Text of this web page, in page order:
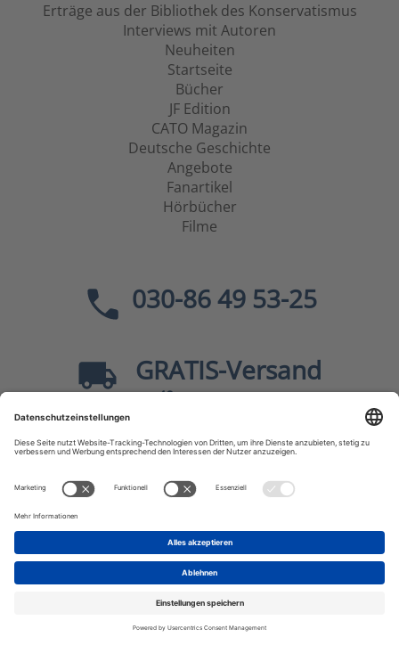
Erträge aus der Bibliothek des Konservatismus
Interviews mit Autoren
Neuheiten
Startseite
Bücher
JF Edition
CATO Magazin
Deutsche Geschichte
Angebote
Fanartikel
Hörbücher
Filme
030-86 49 53-25
GRATIS-Versand
40
Sicher dank SSL
* Alle Preiseinkl. MwSt., zzgl.Versandkosten
JF-Buchdienst – Aktuelle Bücher zu Politik, Geschichte,
Zeitgeschehen, Kultur, Wissen u.v.m.